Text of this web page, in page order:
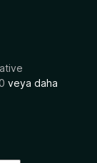
veya daha